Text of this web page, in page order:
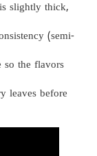
slightly thick,
(semi-
so the flavors
leaves before